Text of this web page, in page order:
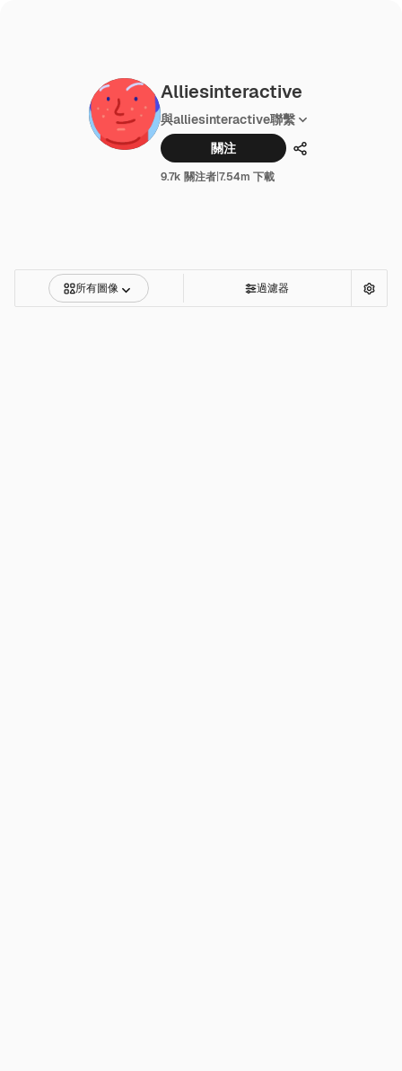
Alliesinteractive
與alliesinteractive聯繫
關注
分享
9.7k 關注者|7.54m 下載
所有圖像 過濾器